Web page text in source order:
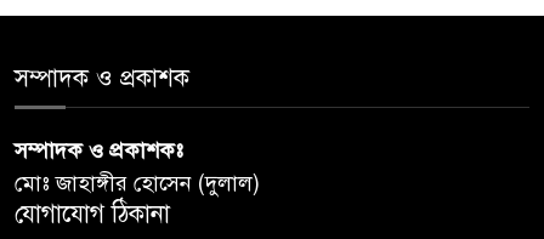
পেশ
৬
সম্পাদক ও প্রকাশক
সম্পাদক ও প্রকাশকঃ
মোঃ জাহাঙ্গীর হোসেন (দুলাল)
যোগাযোগ ঠিকানা